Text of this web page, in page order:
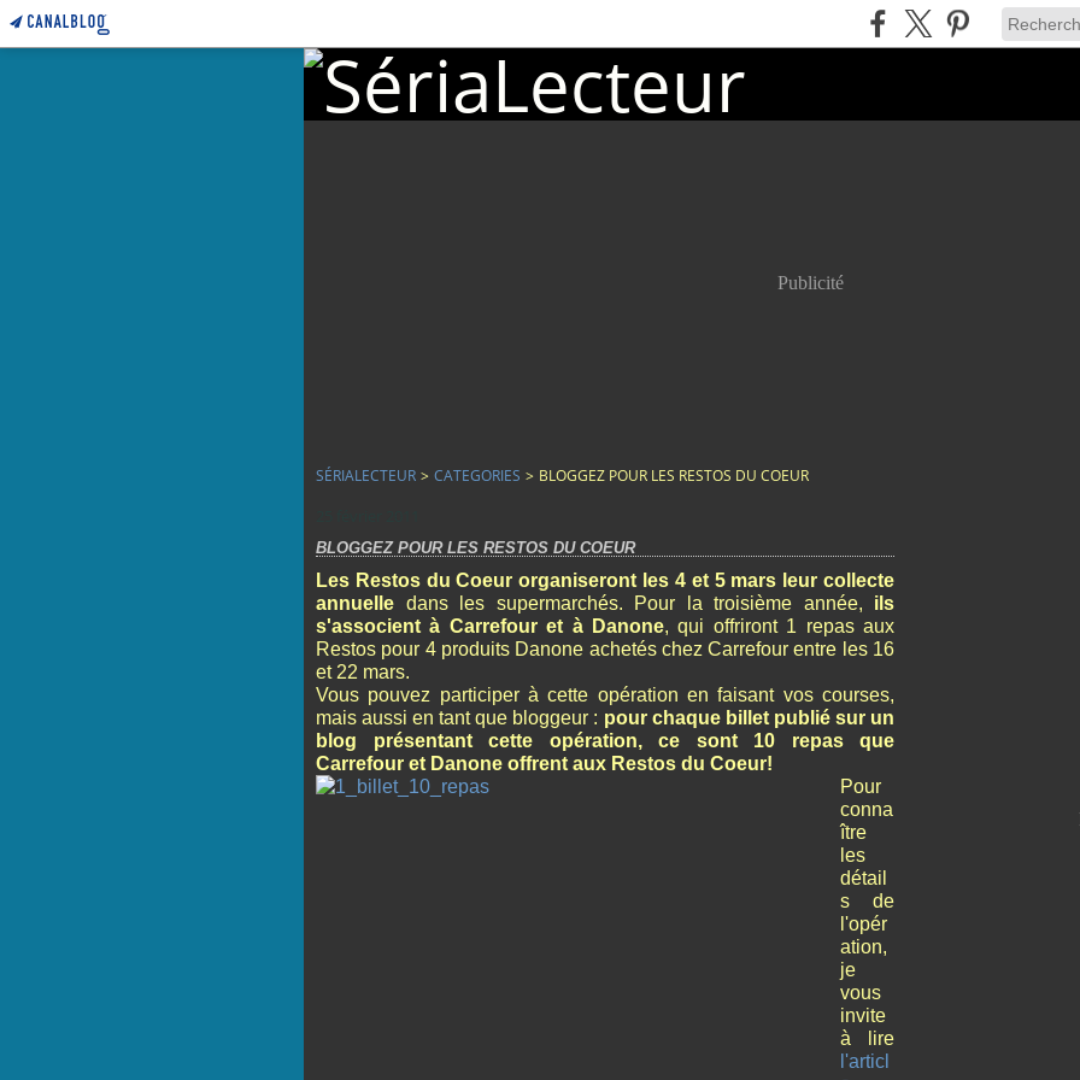
Publicité
SÉRIALECTEUR > CATEGORIES > BLOGGEZ POUR LES RESTOS DU COEUR
BLOGGEZ POUR LES RESTOS DU COEUR
Les Restos du Coeur organiseront les 4 et 5 mars leur collecte
annuelle dans les supermarchés. Pour la troisième année, ils
s'associent à Carrefour et à Danone, qui offriront 1 repas aux
Restos pour 4 produits Danone achetés chez Carrefour entre les 16
et 22 mars.
Vous pouvez participer à cette opération en faisant vos courses,
mais aussi en tant que bloggeur : pour chaque billet publié sur un
blog présentant cette opération, ce sont 10 repas que
Carrefour et Danone offrent aux Restos du Coeur!
Pour
conna
ître
les
détail
s de
l'opér
ation,
je
vous
invite
à lire
l'articl